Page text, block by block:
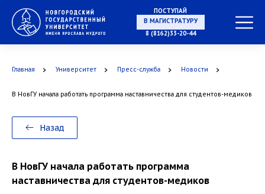
ПОСТУПАЙ
В МАГИСТРАТУРУ
8 (8162)33-20-44
Главная Университет Пресс-служба Новости
В НовГУ начала работать программа наставничества для студентов-медиков
Назад
В НовГУ начала работать программа
наставничества для студентов-медиков